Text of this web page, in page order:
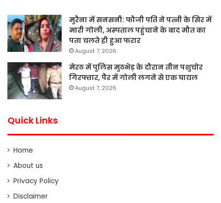
मुरैना में सनसनी: फौजी पति ने पत्नी के सिर में
मारी गोली, अस्पताल पहुंचाने के बाद मौत का
पता चलते ही हुआ फरार
August 7, 2026
मेरठ में पुलिस मुठभेड़ के दौरान तीन पशुचोर
गिरफ्तार, पैर में गोली लगने से एक घायल
August 7, 2026
Quick Links
Home
About us
Privacy Policy
Disclaimer